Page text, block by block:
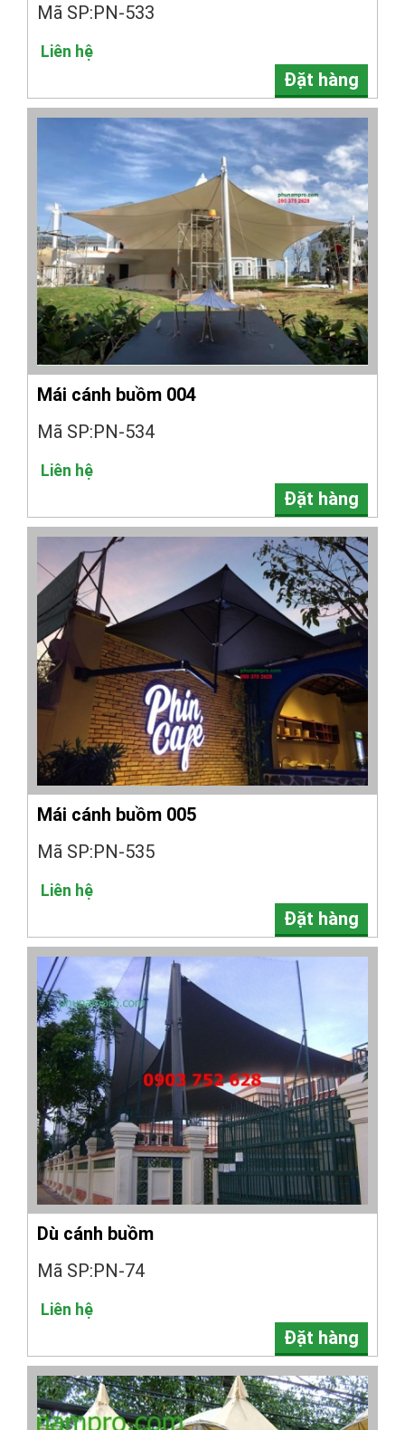
Mã SP:PN-533
Liên hệ
Đặt hàng
Mái cánh buồm 004
Mã SP:PN-534
Liên hệ
Đặt hàng
Mái cánh buồm 005
Mã SP:PN-535
Liên hệ
Đặt hàng
Dù cánh buồm
Mã SP:PN-74
Liên hệ
Đặt hàng